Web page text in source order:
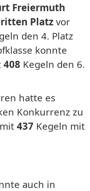
Freiermuth
Platz vor
den 4. Platz
konnte
408 Kegeln den 6.
hatte es
Konkurrenz zu
437 Kegeln mit
auch in